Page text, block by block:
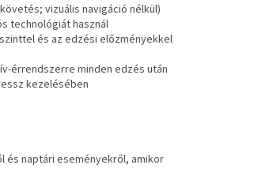
vizuális navigáció nélkül)
technológiát használ
és az edzési előzményekkel
érrendszerre minden edzés után
kezelésében
naptári eseményekről, amikor